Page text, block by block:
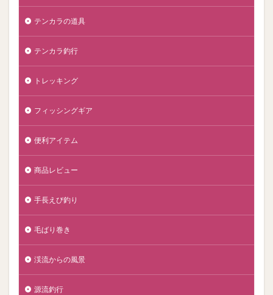
テンカラの道具
テンカラ釣行
トレッキング
フィッシングギア
便利アイテム
商品レビュー
手長えび釣り
毛ばり巻き
渓流からの風景
源流釣行